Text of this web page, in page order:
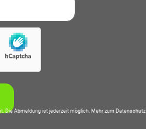
Die Abmeldung ist jederzeit möglich.Mehr zum Datenschutz